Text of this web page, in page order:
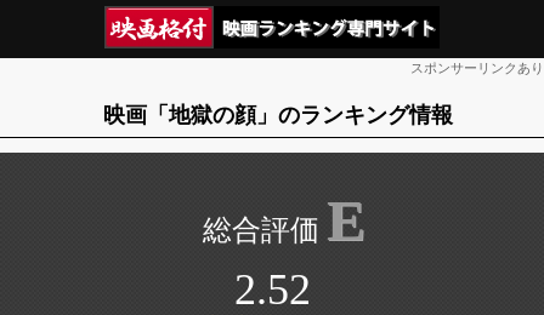
スポンサーリンクあり
映画「地獄の顔」のランキング情報
E
2.52